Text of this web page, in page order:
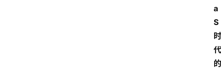
a
S
时
代
的